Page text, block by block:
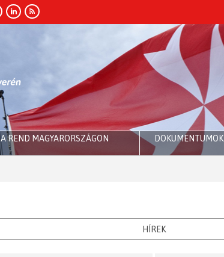
A REND MAGYARORSZÁGON DOKUMENTUMOK
HÍREK